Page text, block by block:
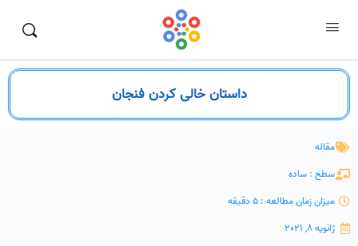
داستان خالی کردن فنجان
مقاله
سطح : ساده
میزان زمان مطالعه : 5 دقیقه
ژانویه 8, 2021